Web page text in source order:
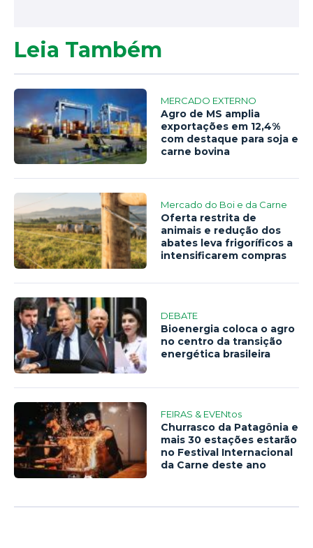
Leia Também
MERCADO EXTERNO
Agro de MS amplia
exportações em 12,4%
com destaque para soja e
carne bovina
Mercado do Boi e da Carne
Oferta restrita de
animais e redução dos
abates leva frigoríficos a
intensificarem compras
DEBATE
Bioenergia coloca o agro
no centro da transição
energética brasileira
FEIRAS & EVENtos
Churrasco da Patagônia e
mais 30 estações estarão
no Festival Internacional
da Carne deste ano